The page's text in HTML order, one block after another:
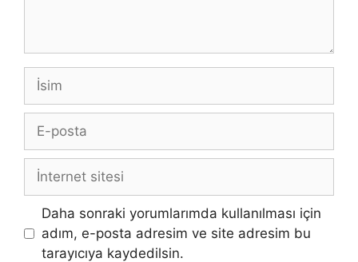
İsim
posta
İnternet
sitesi
Daha sonraki yorumlarımda kullanılması için
adım, e-posta adresim ve site adresim bu
tarayıcıya kaydedilsin.